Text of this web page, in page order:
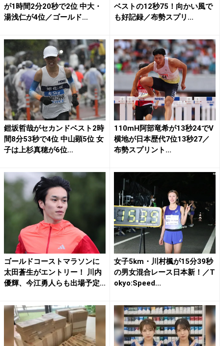
が1時間2分20秒で2位 中大・
湯浅仁が4位／ゴールド...
ベストの12秒75！向かい風で
も好記録／布勢スプリ...
鎧坂哲哉がセカンドベスト2時
間8分53秒で4位 中山顕5位 女
子は上杉真穂が6位...
110mH阿部竜希が13秒24でV
横地が日本歴代7位13秒27／
布勢スプリント...
ゴールドコーストマラソンに
太田蒼生がエントリー！ 川内
優輝、今江勇人らも出場予定...
女子5km・川村楓が15分39秒
の男女混合レース日本新！／T
okyo:Speed...